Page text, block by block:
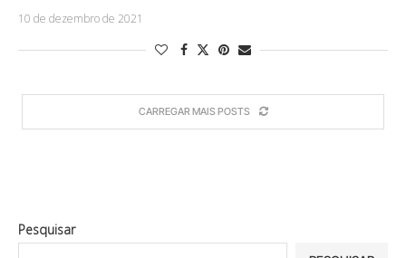
10 de dezembro de 2021
CARREGAR MAIS POSTS
Pesquisar